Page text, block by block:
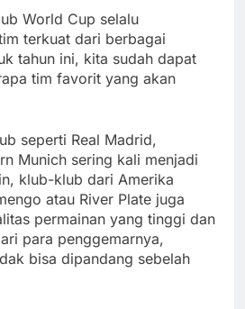
World Cup selalu
terkuat dari berbagai
tahun ini, kita sudah dapat
tim favorit yang akan
seperti Real Madrid,
Munich sering kali menjadi
klub-klub dari Amerika
atau River Plate juga
permainan yang tinggi dan
para penggemarnya,
bisa dipandang sebelah